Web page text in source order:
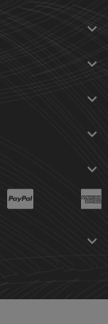





